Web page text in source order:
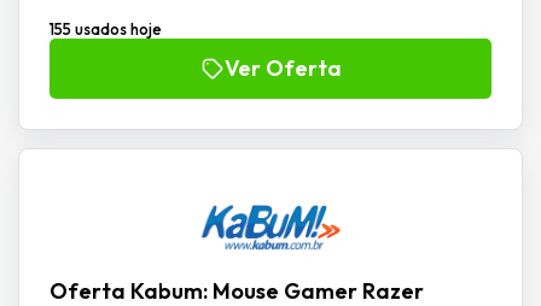
155 usados hoje
Ver Oferta
Oferta Kabum: Mouse Gamer Razer